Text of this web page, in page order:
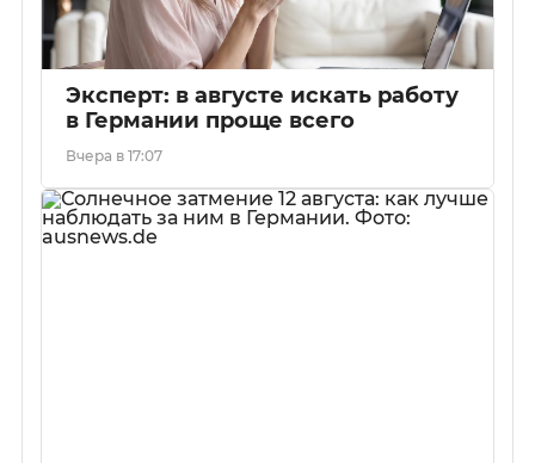
Эксперт: в августе искать работу
в Германии проще всего
Вчера в 17:07